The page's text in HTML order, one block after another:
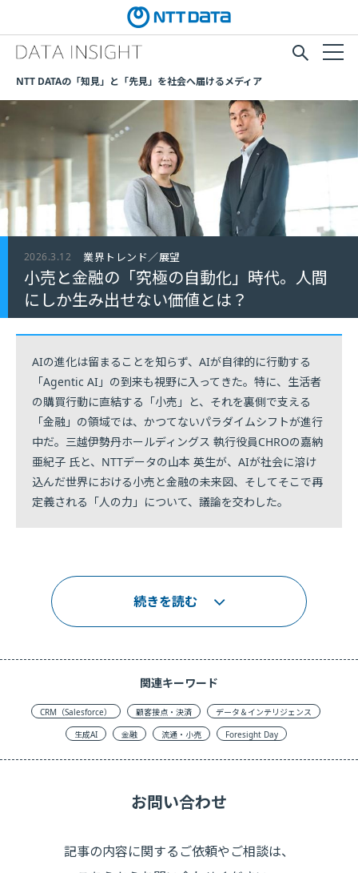
NTT DATAの「知見」と「先見」を社会へ届けるメディア
2026.3.12 業界トレンド／展望
小売と金融の「究極の自動化」時代。人間
にしか生み出せない価値とは？
AIの進化は留まることを知らず、AIが自律的に行動する
「Agentic AI」の到来も視野に入ってきた。特に、生活者
の購買行動に直結する「小売」と、それを裏側で支える
「金融」の領域では、かつてないパラダイムシフトが進行
中だ。三越伊勢丹ホールディングス 執行役員CHROの嘉納
亜紀子 氏と、NTTデータの山本 英生が、AIが社会に溶け
込んだ世界における小売と金融の未来図、そしてそこで再
定義される「人の力」について、議論を交わした。
続きを読む
関連キーワード
CRM（Salesforce） 顧客接点・決済
データ＆インテリジェンス
生成AI
金融 流通・小売 Foresight Day
お問い合わせ
記事の内容に関するご依頼やご相談は、